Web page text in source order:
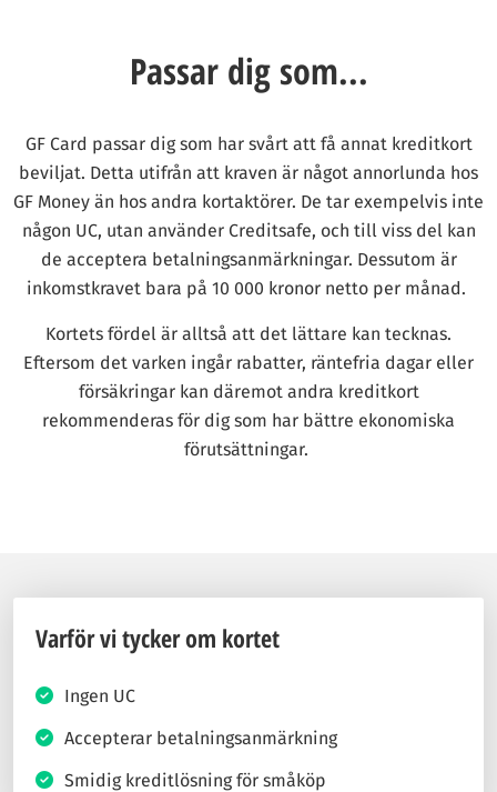
Passar dig som...
GF Card passar dig som har svårt att få annat kreditkort
beviljat. Detta utifrån att kraven är något annorlunda hos
GF Money än hos andra kortaktörer. De tar exempelvis inte
någon UC, utan använder Creditsafe, och till viss del kan
de acceptera betalningsanmärkningar. Dessutom är
inkomstkravet bara på 10 000 kronor netto per månad.
Kortets fördel är alltså att det lättare kan tecknas.
Eftersom det varken ingår rabatter, räntefria dagar eller
försäkringar kan däremot andra kreditkort
rekommenderas för dig som har bättre ekonomiska
förutsättningar.
Varför vi tycker om kortet
Ingen UC
Accepterar betalningsanmärkning
Smidig kreditlösning för småköp